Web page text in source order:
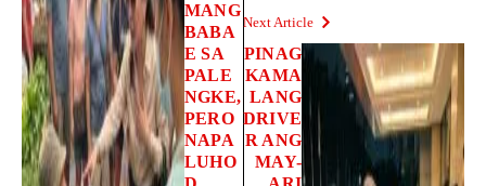
MANG
BABA
E SA
PALE
NGKE,
PERO
NAPA
LUHO
Next Article
PINAG
KAMA
LANG
DRIVE
R ANG
MAY-